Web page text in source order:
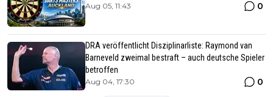
Aug 05, 11:43 0
DRA veröffentlicht Disziplinarliste: Raymond van
Barneveld zweimal bestraft – auch deutsche Spieler
betroffen
Aug 04, 17:30 0